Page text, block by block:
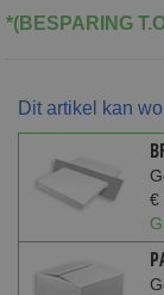
*(BESPARING
Dit artikel kan
€